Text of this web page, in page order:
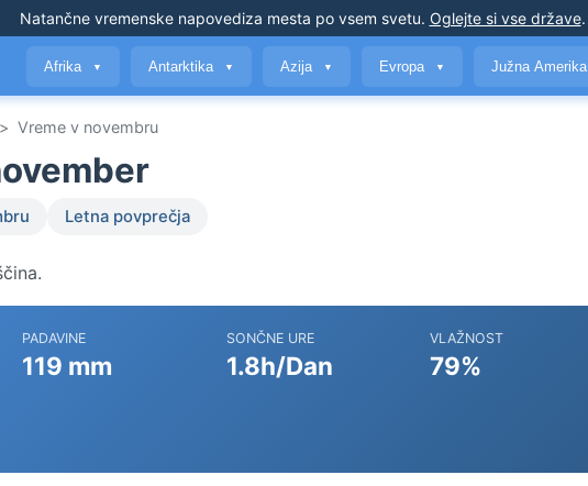
Natančne vremenske napovediza mesta po vsem svetu. Oglejte si vse države.
Afrika ▼ Antarktika ▼ Azija ▼ Evropa ▼ Južna Amerika
> Vreme v novembru
Letna povprečja
PADAVINE
119 mm
SONČNE URE
1.8h/Dan
VLAŽNOST
79%